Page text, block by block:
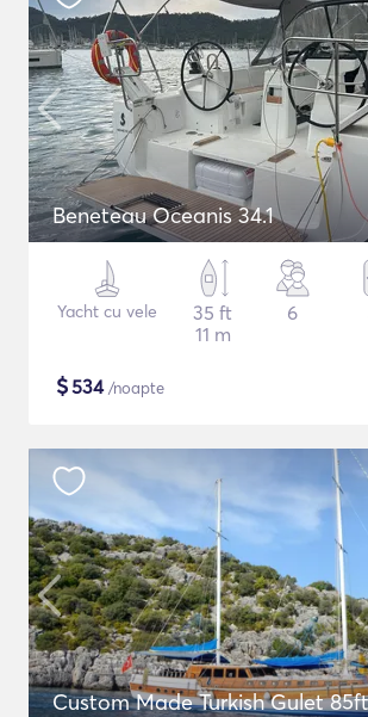
Beneteau Oceanis 34.1
Yacht cu vele
35 ft
11 m
6
$534/noapte
Custom Made Turkish Gulet 85ft